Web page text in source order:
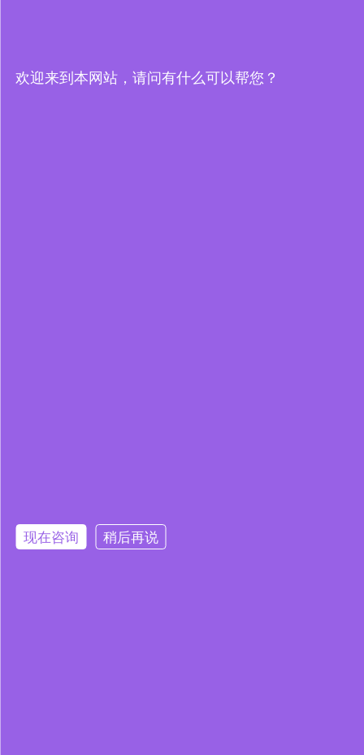
欢迎来到本网站，请问有什么可以帮您？
现在咨询 稍后再说